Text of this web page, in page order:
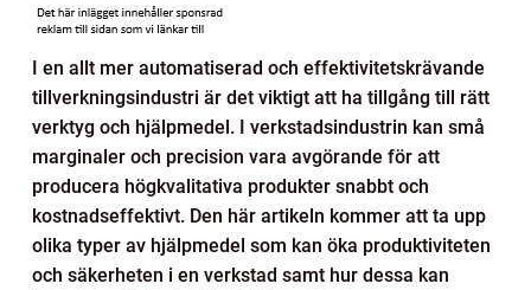
I en allt mer automatiserad och effektivitetskrävande
tillverkningsindustri är det viktigt att ha tillgång till rätt
verktyg och hjälpmedel. I verkstadsindustrin kan små
marginaler och precision vara avgörande för att
producera högkvalitativa produkter snabbt och
kostnadseffektivt. Den här artikeln kommer att ta upp
olika typer av hjälpmedel som kan öka produktiviteten
och säkerheten i en verkstad samt hur dessa kan